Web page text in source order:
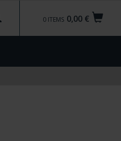
0,00 €
0 ITEMS